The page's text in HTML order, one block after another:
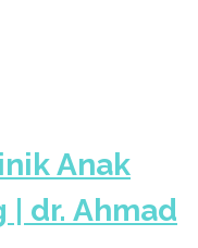
Anak
dr. Ahmad